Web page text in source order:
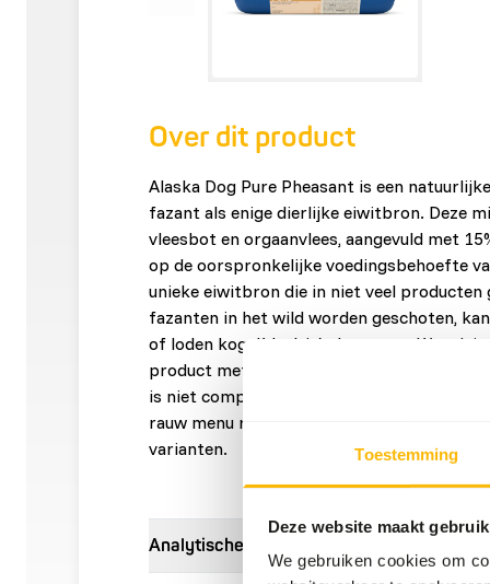
Toestemming
Deze website maakt
We gebruiken cookies om
Over dit product
Alaska Dog Pure Pheasant is een
fazant als enige dierlijke eiwitbron. Deze
vleesbot en orgaanvlees, aangevuld met
op de oorspronkelijke voedingsbehoefte
unieke eiwitbron die in niet veel
fazanten in het wild worden geschoten,
of loden kogel(deeltje)s bevatten. We
product met zorg te hanteren en altijd
is niet compleet van zichzelf. Voor een
rauw menu raden wij aan om af te
varianten.
Analytische bestanddelen